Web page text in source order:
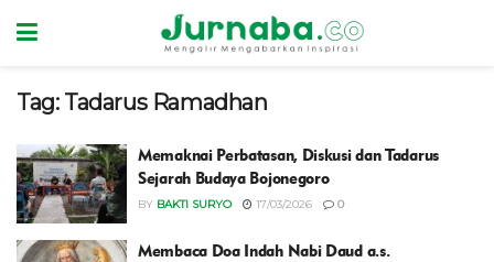
Tag: Tadarus Ramadhan
Memaknai Perbatasan, Diskusi dan Tadarus
Sejarah Budaya Bojonegoro
BY BAKTI SURYO 17/03/2026 0
Membaca Doa Indah Nabi Daud a.s.